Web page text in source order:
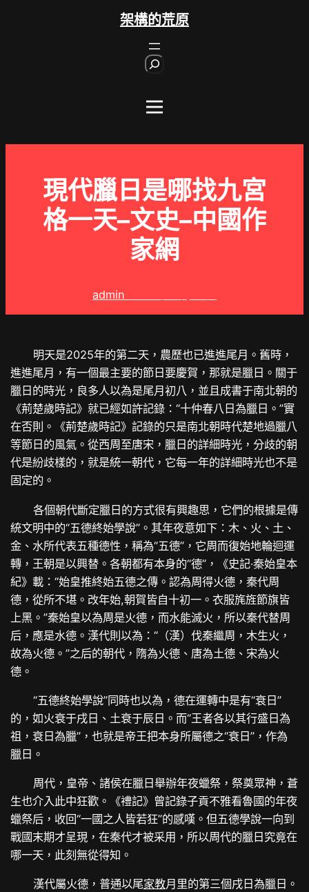
架構的荒原
現代臘日是哪找九宮
格一天–文史–中國作
家網
admin
明天是2025年的第二天，農歷也已進進尾月。舊時，
進進尾月，有一個最主要的節日要慶賀，那就是臘日。關于
臘日的時光，良多人以為是尾月初八，並且成書于南北朝的
《荊楚歲時記》就已經如許記錄：“十仲春八日為臘日。”實
在否則。《荊楚歲時記》記錄的只是南北朝時代楚地過臘八
等節日的風氣。從西周至唐宋，臘日的詳細時光，分歧的朝
代是紛歧樣的，就是統一朝代，它每一年的詳細時光也不是
固定的。
各個朝代斷定臘日的方式很有興趣思，它們的根據是傳
統文明中的“五德終始學說”。其年夜意如下：木、火、土、
金、水所代表五種德性，稱為“五德”，它周而復始地輪迴運
轉，王朝是以興替。各朝都有本身的“德”，《史記·秦始皇本
紀》載：“始皇推終始五德之傳。認為周得火德，秦代周
德，從所不堪。改年始,朝賀皆自十初一。衣服旄旌節旗皆
上黑。”秦始皇以為周是火德，而水能滅火，所以秦代替周
后，應是水德。漢代則以為：“（漢）伐秦繼周，木生火，
故為火德。”之后的朝代，隋為火德、唐為土德、宋為火
德。
“五德終始學說”同時也以為，德在運轉中是有“衰日”
的，如火衰于戌日、土衰于辰日。而“王者各以其行盛日為
祖，衰日為臘”，也就是帝王把本身所屬德之“衰日”，作為
臘日。
周代，皇帝、諸侯在臘日舉辦年夜蠟祭，祭奠眾神，蒼
生也介入此中狂歡。《禮記》曾記錄子貢不雅看魯國的年夜
蠟祭后，收回“一國之人皆若狂”的感嘆。但五德學說一向到
戰國末期才呈現，在秦代才被采用，所以周代的臘日究竟在
哪一天，此刻無從得知。
漢代屬火德，普通以尾家教月里的第三個戌日為臘日。